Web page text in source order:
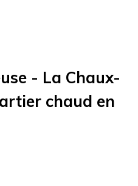
- La Chaux-
chaud en